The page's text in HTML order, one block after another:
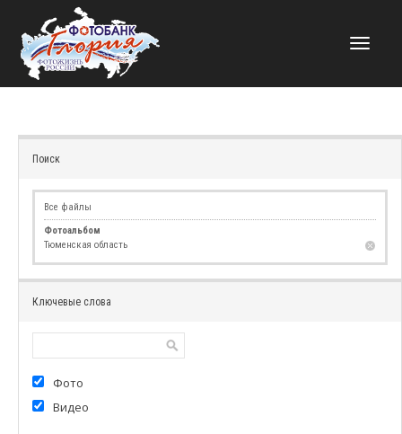
НАВИГАЦИЯ
Поиск
Все файлы
Фотоальбом
Тюменская область
Ключевые слова
Фото
Видео